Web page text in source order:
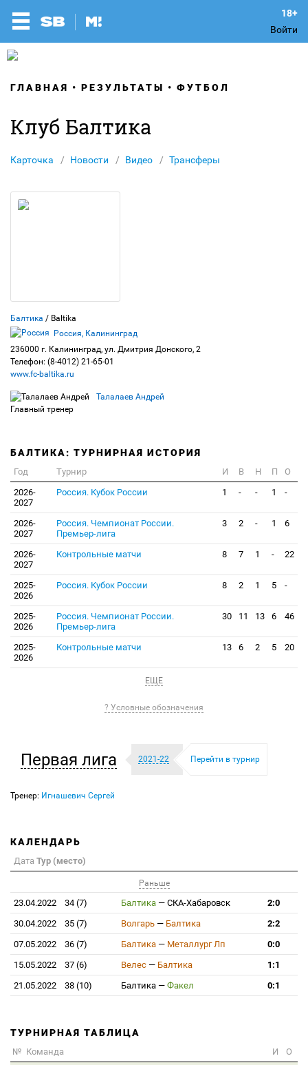
Войти
ГЛАВНАЯ РЕЗУЛЬТАТЫ ФУТБОЛ
Клуб Балтика
Карточка Новости Видео Трансферы
Балтика / Baltika
Россия, Калининград
236000 г. Калининград, ул. Дмитрия Донского, 2
Телефон: (8-4012) 21-65-01
www.fc-baltika.ru
Талалаев Андрей
Главный тренер
БАЛТИКА: ТУРНИРНАЯ ИСТОРИЯ
Год Турнир И В Н П
О
2026-
2027
Россия. Кубок России 1 - - 1 -
2026-
2027
Россия. Чемпионат России.
Премьер-лига
3 2 - 1 6
2026-
2027
Контрольные матчи 8 7 1 - 22
2025-
2026
Россия. Кубок России 8 2 1 5 -
2025-
2026
Россия. Чемпионат России.
Премьер-лига
30 11 13 6 46
2025-
2026
Контрольные матчи 13 6 2 5 20
ЕЩЕ
? Условные обозначения
Первая лига 2021-22 Перейти в турнир
Тренер: Игнашевич Сергей
КАЛЕНДАРЬ
Дата Тур (место)
Раньше
23.04.2022 34 (7) Балтика — СКА-Хабаровск
2:0
30.04.2022
35 (7) Волгарь — Балтика
2:2
07.05.2022
36 (7) Балтика — Металлург Лп
0:0
15.05.2022
37 (6) Велес — Балтика
1:1
21.05.2022
38 (10) Балтика — Факел 0:1
ТУРНИРНАЯ ТАБЛИЦА
№ Команда И
О